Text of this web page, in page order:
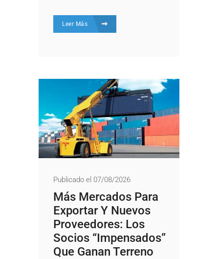
Leer Más
Publicado el 07/08/2026
Más Mercados Para
Exportar Y Nuevos
Proveedores: Los
Socios “impensados”
Que Ganan Terreno